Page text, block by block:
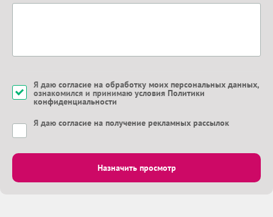
Я даю согласие на обработку моих персональных данных,
ознакомился и принимаю условия Политики
конфиденциальности
Я даю согласие на получение рекламных рассылок
Назначить просмотр